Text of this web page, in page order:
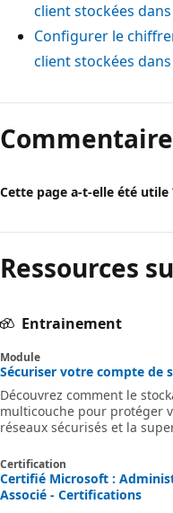
client stockées
Configurer le
client stockées
Cette page a-t-elle été utile
Ressources
Entrainement
Module
Sécuriser votre compte de
Découvrez comment le
multicouche pour protéger
réseaux sécurisés et la
Certification
Certifié Microsoft :
Associé - Certifications